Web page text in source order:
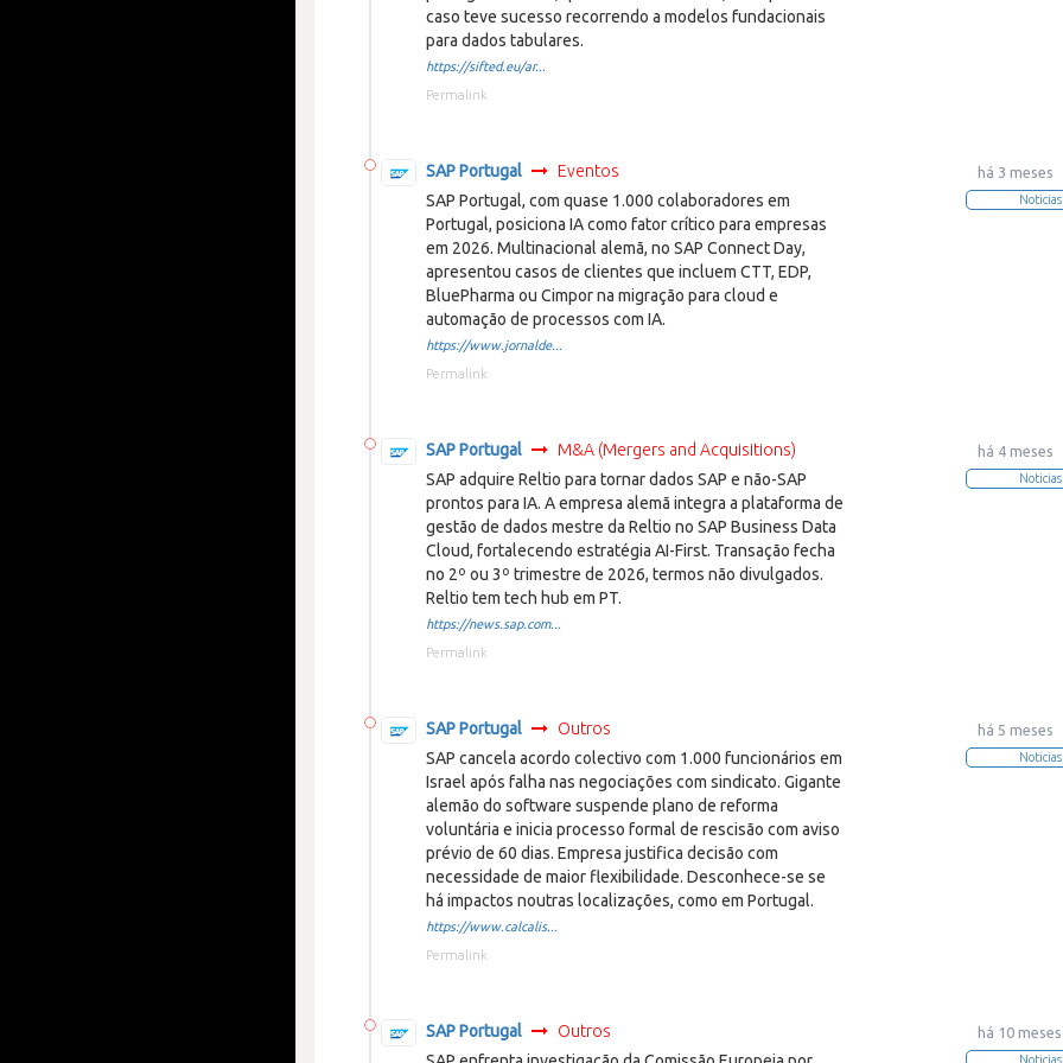
caso teve sucesso recorrendo a modelos fundacionais
para dados tabulares.
https://sifted.eu/ar...
Permalink
há 3 meses
Noticias
SAP Portugal
Eventos
SAP Portugal, com quase 1.000 colaboradores em
Portugal, posiciona IA como fator crítico para empresas
em 2026. Multinacional alemã, no SAP Connect Day,
apresentou casos de clientes que incluem CTT, EDP,
BluePharma ou Cimpor na migração para cloud e
automação de processos com IA.
https://www.jornalde...
Permalink
há 4 meses
Noticias
SAP Portugal
M&A (Mergers and Acquisitions)
SAP adquire Reltio para tornar dados SAP e não-SAP
prontos para IA. A empresa alemã integra a plataforma de
gestão de dados mestre da Reltio no SAP Business Data
Cloud, fortalecendo estratégia AI-First. Transação fecha
no 2º ou 3º trimestre de 2026, termos não divulgados.
Reltio tem tech hub em PT.
https://news.sap.com...
Permalink
há 5 meses
Noticias
SAP Portugal
Outros
SAP cancela acordo colectivo com 1.000 funcionários em
Israel após falha nas negociações com sindicato. Gigante
alemão do software suspende plano de reforma
voluntária e inicia processo formal de rescisão com aviso
prévio de 60 dias. Empresa justifica decisão com
necessidade de maior flexibilidade. Desconhece-se se
há impactos noutras localizações, como em Portugal.
https://www.calcalis...
Permalink
há 10 meses
Noticias
SAP Portugal
Outros